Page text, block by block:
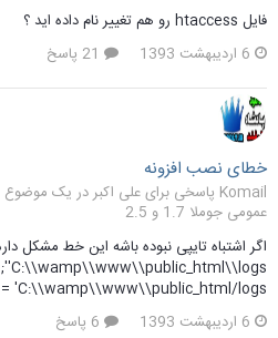
فایل htaccess رو هم تغییر نام داده اید ؟
6 اردیبهشت 1393
خطای نصب افزونه
Komail پاسخی برای علی اکبر در یک موضوع ارسال کرد در
عمومی جوملا 1.7 و 2.5
'C:\\wamp\\www\\public_html/logs';
6 اردیبهشت 1393